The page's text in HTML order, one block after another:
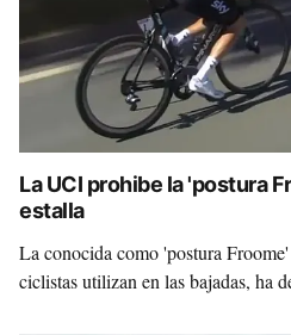
La UCI prohibe la 'postura
estalla
La conocida como 'postura
ciclistas utilizan en las bajadas, ha